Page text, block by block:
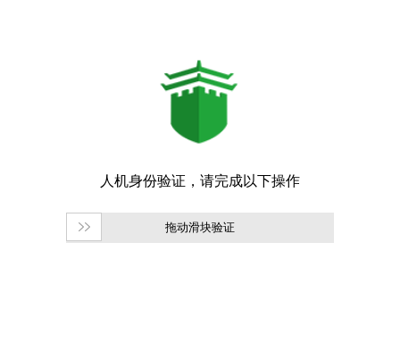
拖动滑块验证